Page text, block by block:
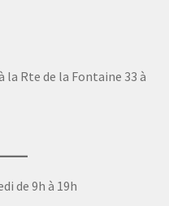
la Rte de la Fontaine 33 à
de 9h à 19h